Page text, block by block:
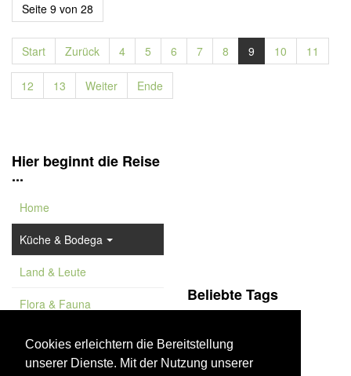
Cookies erleichtern die Bereitstellung
unserer Dienste. Mit der Nutzung unserer
Seite 9 von 28
Start Zurück 4 5 6 7 8 9 10 11
12 13 Weiter Ende
Hier beginnt die Reise
...
Home
Küche & Bodega
Land & Leute
Flora & Fauna
Feature
Vademekum
Beliebte Tags
Costa del Sol
Aussichtspunkt